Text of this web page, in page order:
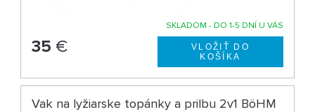
SKLADOM - DO 1-5 DNÍ U VÁS
35 €
Vak na lyžiarske topánky a prilbu 2v1 BöHM